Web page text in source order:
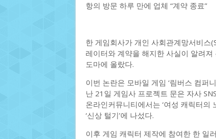
항의 방문 하루 만에 업체 “계약 종료”
한 게임회사가 개인 사회관계망서비스
레이터와 계약을 해지한 사실이 알려져
도마에 올랐다.
이번 논란은 모바일 게임 ‘림버스 컴퍼
난 21일 게임사 프로젝트 문은 자사
온라인커뮤니티에서는 ‘여성 캐릭터의
‘신상 털기’에 나섰다.
이후 게임 캐릭터 제작에 참여한 한 일